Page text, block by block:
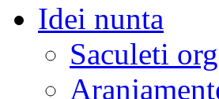
Idei nunta
Saculeti